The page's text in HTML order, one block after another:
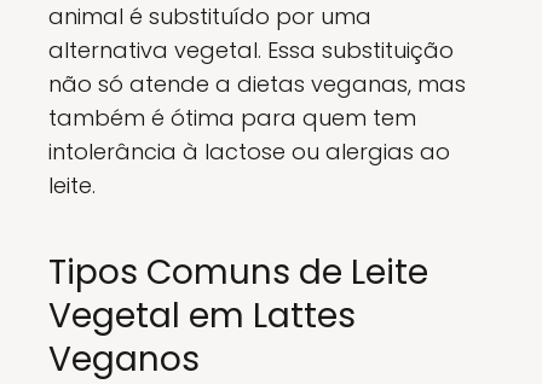
animal é substituído por uma
alternativa vegetal. Essa substituição
não só atende a dietas veganas, mas
também é ótima para quem tem
intolerância à lactose ou alergias ao
leite.
Tipos Comuns de Leite
Vegetal em Lattes
Veganos